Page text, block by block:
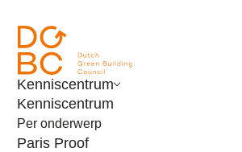
Kenniscentrum
Kenniscentrum
Per onderwerp
Paris Proof